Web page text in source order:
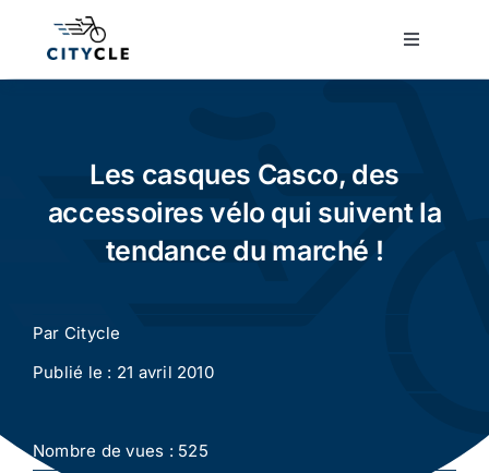
Toggle
Cyclisme urbain
Vélos de ville
Conseils
Actualité
Les casques Casco, des
accessoires vélo qui suivent la
tendance du marché !
Par Citycle
Publié le : 21 avril 2010
Nombre de vues : 525